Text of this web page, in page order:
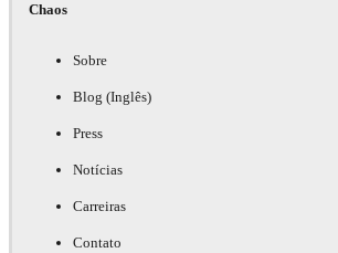
Chaos
Sobre
Blog (Inglês)
Press
Notícias
Carreiras
Contato